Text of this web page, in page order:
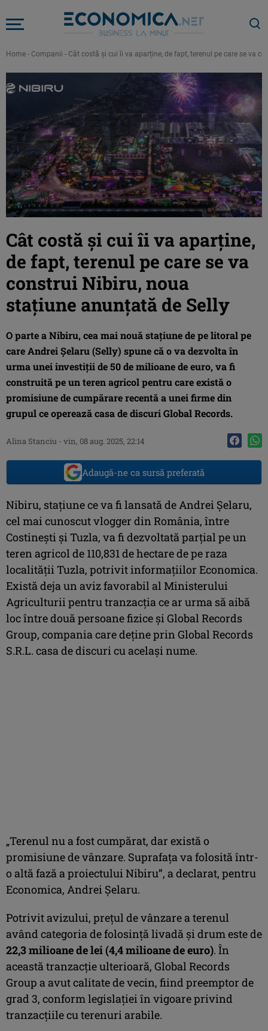
Home - Companii - Cât costă și cui îi va aparține, de fapt, terenul pe care se va
Cât costă și cui îi va aparține,
de fapt, terenul pe care se va
construi Nibiru, noua
stațiune anunțată de Selly
O parte a Nibiru, cea mai nouă stațiune de pe litoral pe
care Andrei Șelaru (Selly) spune că o va dezvolta în
urma unei investiții de 50 de milioane de euro, va fi
construită pe un teren agricol pentru care există o
promisiune de cumpărare recentă a unei firme din
grupul ce operează casa de discuri Global Records.
Alina Stanciu - vin, 08 aug. 2025, 22:14
Adaugă-ne ca sursă preferată
Nibiru, stațiune ce va fi lansată de Andrei Șelaru,
cel mai cunoscut vlogger din România, între
Costinești și Tuzla, va fi dezvoltată parțial pe un
teren agricol de 110,831 de hectare de pe raza
localității Tuzla, potrivit informațiilor Economica.
Există deja un aviz favorabil al Ministerului
Agriculturii pentru tranzacția ce ar urma să aibă
loc între două persoane fizice și Global Records
Group, compania care deține prin Global Records
S.R.L. casa de discuri cu același nume.
„Terenul nu a fost cumpărat, dar există o
promisiune de vânzare. Suprafața va folosită într-
o altă fază a proiectului Nibiru”, a declarat, pentru
Economica, Andrei Șelaru.
Potrivit avizului, prețul de vânzare a terenul
având categoria de folosință livadă și drum este de
22,3 milioane de lei (4,4 milioane de euro). În
această tranzacție ulterioară, Global Records
Group a avut calitate de vecin, fiind preemptor de
grad 3, conform legislației în vigoare privind
tranzacțiile cu terenuri arabile.